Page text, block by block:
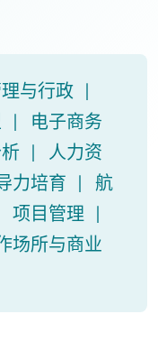
与行政
电子商务
人力资
力培育
航
项目管理
场所与商业